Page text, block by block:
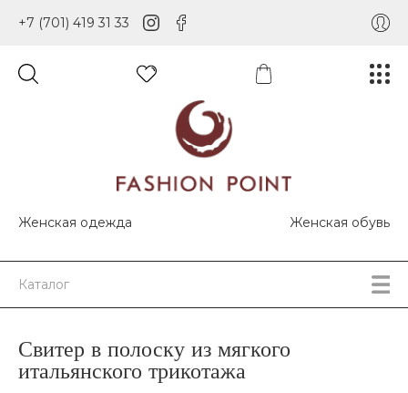
+7 (701) 419 31 33
Женская одежда Женская обувь
Каталог
Свитер в полоску из мягкого
итальянского трикотажа